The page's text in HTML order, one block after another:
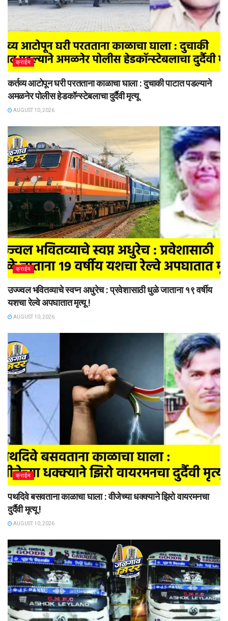
क्राईम
कर्तव्य आटोपून घरी परतताना काळाचा घाला : दुचाकी पाटात पडल्याने
अमळनेर पोलीस हेडकॉन्स्टेबलाचा दुर्दैवी मृत्यू
AUGUST 10, 2026
क्राईम
उज्ज्वल भवितव्याचे स्वप्न अधुरेच : प्रवेशासाठी धुळे जाताना १९ वर्षीय
यशचा रेल्वे अपघातात मृत्यू !
AUGUST 10, 2026
क्राईम
पथदिवे बसवताना काळाचा घाला : वीजेच्या धक्क्याने झिरो वायरमनचा
दुर्दैवी मृत्यू !
AUGUST 10, 2026